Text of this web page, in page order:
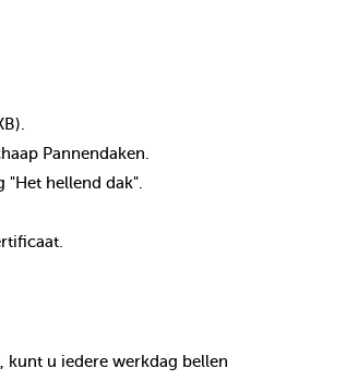
Pannendaken.
"Het hellend dak".
, kunt u iedere werkdag bellen